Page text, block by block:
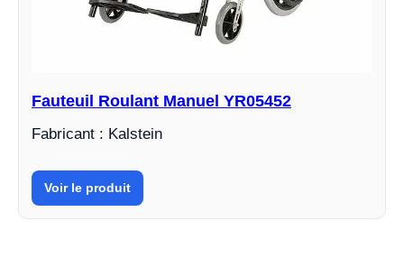
Fauteuil Roulant Manuel YR05452
Fabricant : Kalstein
Voir le produit